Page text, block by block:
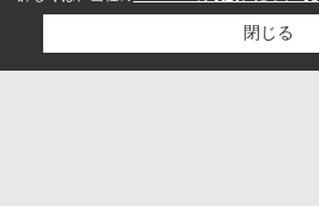
閉じる